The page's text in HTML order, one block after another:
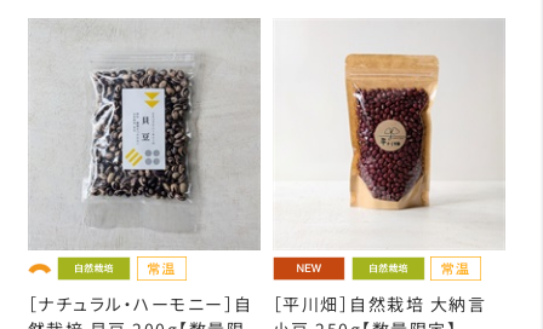
［ナチュラル・ハーモニー］自
［平川畑］自然栽培 大納言